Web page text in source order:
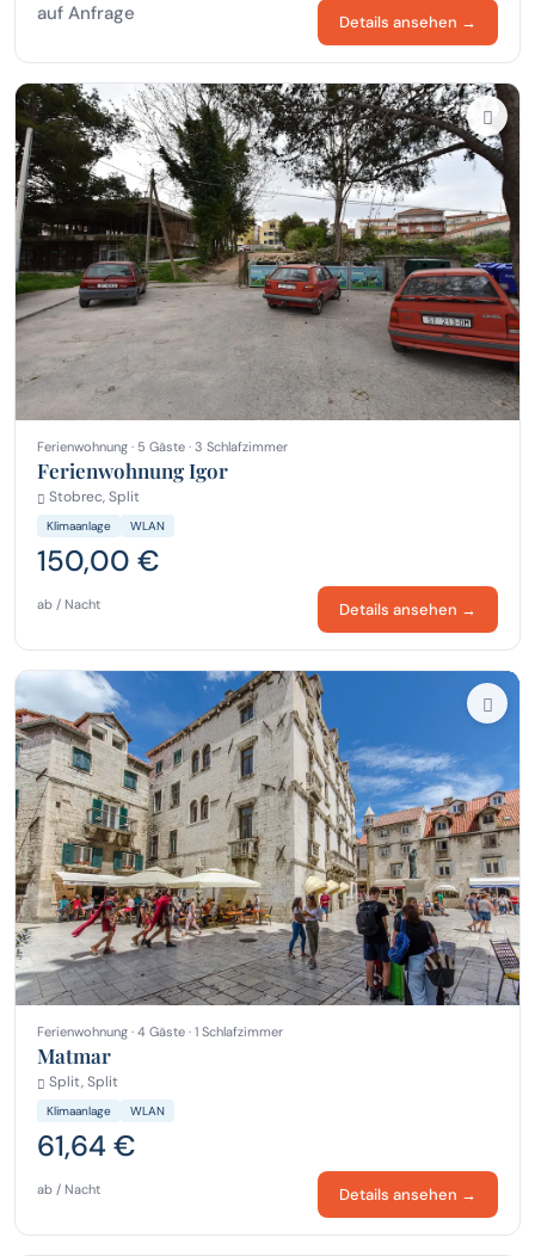
auf Anfrage Details ansehen →
Ferienwohnung · 5 Gäste · 3 Schlafzimmer
Ferienwohnung Igor
Stobrec, Split
Klimaanlage WLAN
150,00 €
ab / Nacht Details ansehen →
Ferienwohnung · 4 Gäste · 1 Schlafzimmer
Matmar
Split, Split
Klimaanlage WLAN
61,64 €
ab / Nacht Details ansehen →